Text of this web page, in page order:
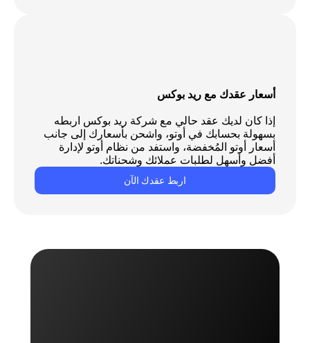
أسعار عقدك مع ريد بوكس
أفضل وأسهل لطلبات عملائك وشحناتك.
اربط عقدك الآن